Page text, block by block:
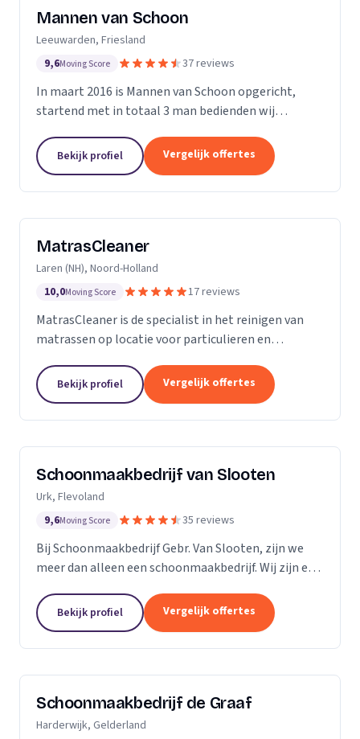
Mannen van Schoon
Leeuwarden, Friesland
9,6Moving Score 37 reviews
In maart 2016 is Mannen van Schoon opgericht,
startend met in totaal 3 man bedienden wij
specialistische schoonmaak groeide Mannen van
Schoon al snel uit...
Bekijk profiel Vergelijk offertes
MatrasCleaner
Laren (NH), Noord-Holland
10,0Moving Score 17 reviews
MatrasCleaner is de specialist in het reinigen van
matrassen op locatie voor particulieren en
desinfectie van de matrassen wordt alle vervuiling...
Bekijk profiel Vergelijk offertes
Schoonmaakbedrijf van Slooten
Urk, Flevoland
9,6Moving Score 35 reviews
Bij Schoonmaakbedrijf Gebr. Van Slooten, zijn we
meer dan alleen een schoonmaakbedrijf. Wij zijn een
om uw omgeving schoon, fris en gastvrij te...
Bekijk profiel Vergelijk offertes
Schoonmaakbedrijf de Graaf
Harderwijk, Gelderland